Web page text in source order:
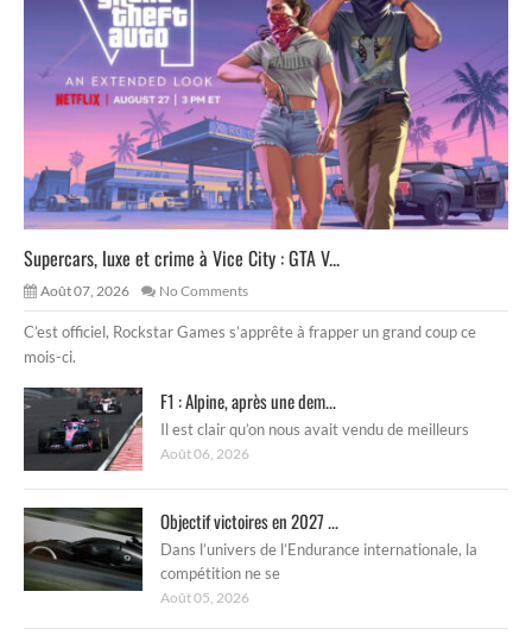
Supercars, luxe et crime à Vice City : GTA V...
Août 07, 2026 No Comments
C’est officiel, Rockstar Games s’apprête à frapper un grand coup ce
mois-ci.
F1 : Alpine, après une dem...
Il est clair qu’on nous avait vendu de meilleurs
Août 06, 2026
Objectif victoires en 2027 ...
Dans l’univers de l’Endurance internationale, la
compétition ne se
Août 05, 2026